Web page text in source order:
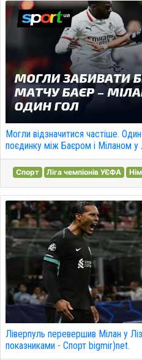
Могли відзначитися частіше.
поєдинку між Баєром і Міланом у
Спорт Ліга чемпіонів УЄФА
Ліверпуль перевершив Мілан у
показниками - Спорт bigmir)net.